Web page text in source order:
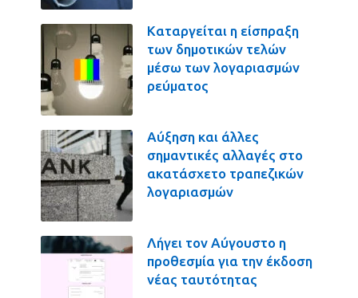
Καταργείται η είσπραξη
των δημοτικών τελών
μέσω των λογαριασμών
ρεύματος
Αύξηση και άλλες
σημαντικές αλλαγές στο
ακατάσχετο τραπεζικών
λογαριασμών
Λήγει τον Αύγουστο η
προθεσμία για την έκδοση
νέας ταυτότητας